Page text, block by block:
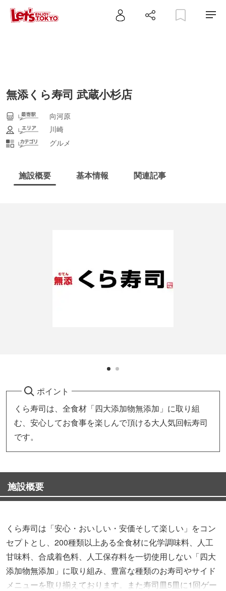
無添くら寿司 武蔵小杉店
向河原
川崎
グルメ
施設概要 基本情報 関連記事
ポイント
くら寿司は、全食材「四大添加物無添加」に取り組
む、安心してお食事を楽しんで頂ける大人気回転寿司
です。
施設概要
くら寿司は「安心・おいしい・安価そして楽しい」をコン
セプトとし、200種類以上ある全食材に化学調味料、人工
甘味料、合成着色料、人工保存料を一切使用しない「四大
添加物無添加」に取り組み、豊富な種類のお寿司やサイド
メニューを取り揃えております。また寿司皿5皿に1回ゲー